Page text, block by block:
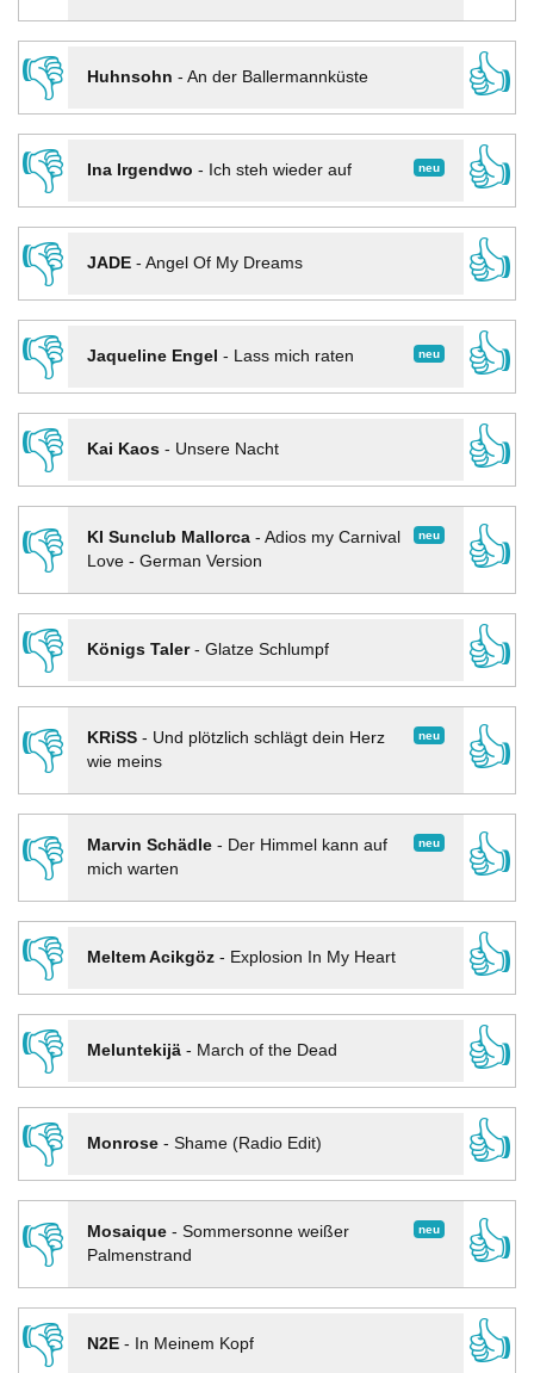
👎
Huhnsohn - An der Ballermannküste
👍
👎
neu
Ina Irgendwo - Ich steh wieder auf
👍
👎
JADE- Angel Of My Dreams
👍
👎
neu
Jaqueline Engel - Lass mich raten
👍
👎
Kai Kaos- Unsere Nacht
👍
👎
neu
KI Sunclub Mallorca- Adios my Carnival
Love - German Version
👍
👎
Königs Taler- Glatze Schlumpf
👍
👎
neu
KRiSS- Und plötzlich schlägt dein Herz
wie meins
👍
👎 neu
Marvin Schädle- Der Himmel kann auf
mich warten
👍
👎
Meltem Acikgöz- Explosion In My Heart
👍
👎
Meluntekijä- March of the Dead
👍
👎
Monrose- Shame (Radio Edit)
👍
👎
neu
Mosaique- Sommersonne weißer
Palmenstrand
👍
👎
N2E- In Meinem Kopf
👍